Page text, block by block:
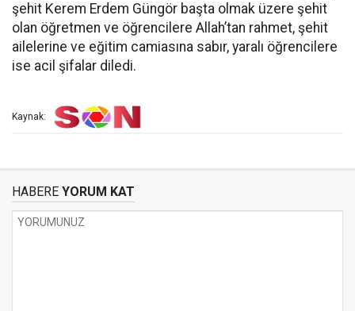
şehit Kerem Erdem Güngör başta olmak üzere şehit
olan öğretmen ve öğrencilere Allah’tan rahmet, şehit
ailelerine ve eğitim camiasına sabır, yaralı öğrencilere
ise acil şifalar diledi.
Kaynak:
HABERE YORUM KAT